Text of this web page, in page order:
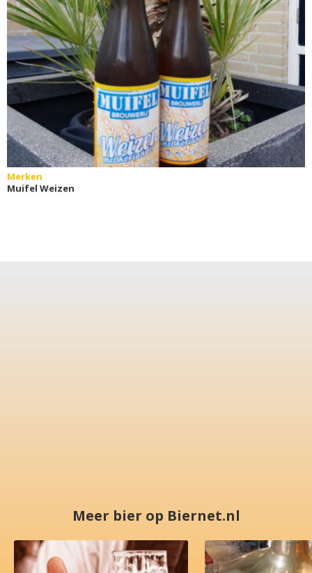
Merken
Muifel Weizen
Meer bier op Biernet.nl